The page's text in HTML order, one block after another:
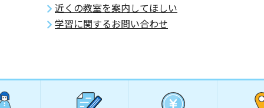
近くの教室を案内してほしい
学習に関するお問い合わせ